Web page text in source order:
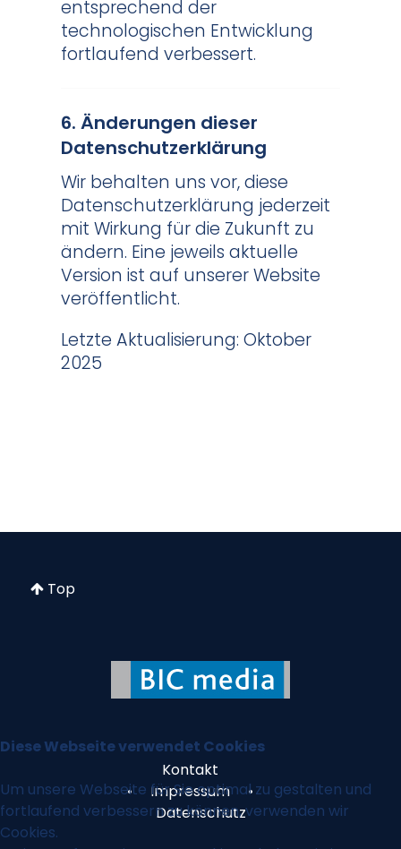
entsprechend der
technologischen Entwicklung
fortlaufend verbessert.
6. Änderungen dieser
Datenschutzerklärung
Wir behalten uns vor, diese
Datenschutzerklärung jederzeit
mit Wirkung für die Zukunft zu
ändern. Eine jeweils aktuelle
Version ist auf unserer Website
veröffentlicht.
Letzte Aktualisierung: Oktober
2025
Top
Kontakt
• Impressum •
Datenschutz
Diese Webseite verwendet Cookies
Um unsere Webseite für Sie optimal zu gestalten und
fortlaufend verbessern zu können, verwenden wir
Cookies.